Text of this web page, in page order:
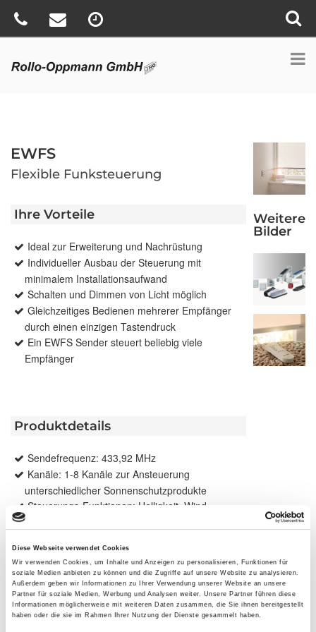
Diese Webseite verwendet Cookies
Wir verwenden Cookies, um Inhalte und Anzeigen zu personalisieren, Funktionen für
soziale Medien anbieten zu können und die Zugriffe auf unsere Website zu analysieren.
Außerdem geben wir Informationen zu Ihrer Verwendung unserer Website an unsere
Partner für soziale Medien, Werbung und Analysen weiter. Unsere Partner führen diese
Informationen möglicherweise mit weiteren Daten zusammen, die Sie ihnen bereitgestellt
haben oder die sie im Rahmen Ihrer Nutzung der Dienste gesammelt haben.
EWFS
Flexible Funksteuerung
Ihre Vorteile
Ideal zur Erweiterung und Nachrüstung
Individueller Ausbau der Steuerung mit
minimalem Installationsaufwand
Schalten und Dimmen von Licht möglich
Gleichzeitiges Bedienen mehrerer Empfänger
durch einen einzigen Tastendruck
Ein EWFS Sender steuert beliebig viele
Empfänger
Produktdetails
Sendefrequenz: 433,92 MHz
Kanäle: 1-8 Kanäle zur Ansteuerung
unterschiedlicher Sonnenschutzprodukte
Steuerungs-Funktionen: Helligkeit, Wind,
Niederschlag, Zeit, Dämmerung über
Produktbeschreibung
Weitere
Bilder